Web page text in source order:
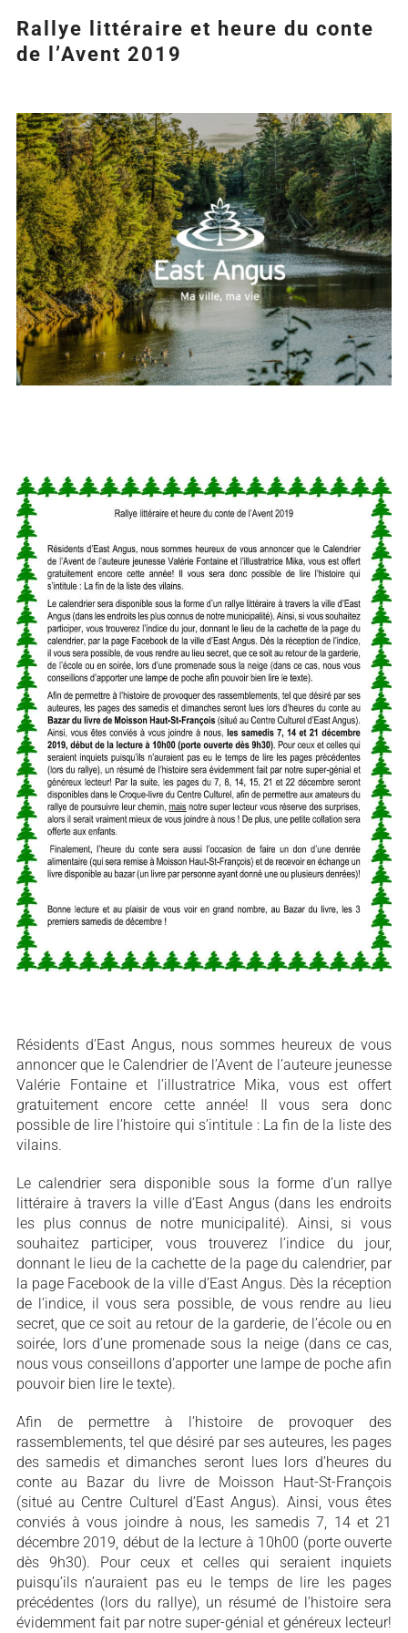
Rallye littéraire et heure du conte
de l’Avent 2019
Agrandir
l&apos;image
Résidents d’East Angus, nous sommes heureux de vous
annoncer que le Calendrier de l’Avent de l’auteure jeunesse
Valérie Fontaine et l’illustratrice Mika, vous est offert
gratuitement encore cette année! Il vous sera donc
possible de lire l’histoire qui s’intitule : La fin de la liste des
vilains.
Le calendrier sera disponible sous la forme d’un rallye
littéraire à travers la ville d’East Angus (dans les endroits
les plus connus de notre municipalité). Ainsi, si vous
souhaitez participer, vous trouverez l’indice du jour,
donnant le lieu de la cachette de la page du calendrier, par
la page Facebook de la ville d’East Angus. Dès la réception
de l’indice, il vous sera possible, de vous rendre au lieu
secret, que ce soit au retour de la garderie, de l’école ou en
soirée, lors d’une promenade sous la neige (dans ce cas,
nous vous conseillons d’apporter une lampe de poche afin
pouvoir bien lire le texte).
Afin de permettre à l’histoire de provoquer des
rassemblements, tel que désiré par ses auteures, les pages
des samedis et dimanches seront lues lors d’heures du
conte au Bazar du livre de Moisson Haut-St-François
(situé au Centre Culturel d’East Angus). Ainsi, vous êtes
conviés à vous joindre à nous, les samedis 7, 14 et 21
décembre 2019, début de la lecture à 10h00 (porte ouverte
dès 9h30). Pour ceux et celles qui seraient inquiets
puisqu’ils n’auraient pas eu le temps de lire les pages
précédentes (lors du rallye), un résumé de l’histoire sera
évidemment fait par notre super-génial et généreux lecteur!